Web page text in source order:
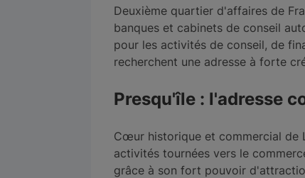
Deuxième quartier d'affaires de
banques et cabinets de conseil
pour les activités de conseil, de
recherchent une adresse à forte
Presqu'île : l'adresse
Cœur historique et commercial de
activités tournées vers le
grâce à son fort pouvoir